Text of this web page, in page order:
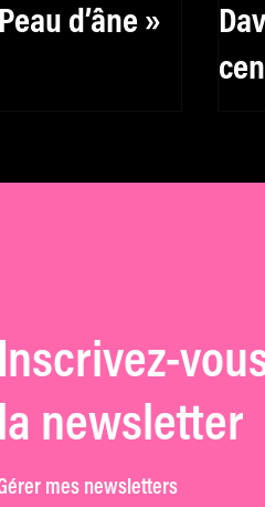
d’âne »
Inscrivez-
la newsletter
mes newsletters